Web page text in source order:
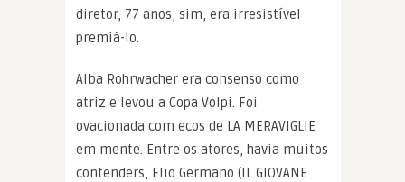
diretor, 77 anos, sim, era irresistível
premiá-lo.
Alba Rohrwacher era consenso como
atriz e levou a Copa Volpi. Foi
ovacionada com ecos de LA MERAVIGLIE
em mente. Entre os atores, havia muitos
contenders, Elio Germano (IL GIOVANE